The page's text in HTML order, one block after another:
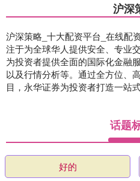
沪深
沪深策略_十大配资平台_在线配
注于为全球华人提供安全、专业
为投资者提供全面的国际化金融
以及行情分析等。通过全方位、
目，永华证券为投资者打造一站
话题
好的